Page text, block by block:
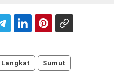
Langkat Sumut